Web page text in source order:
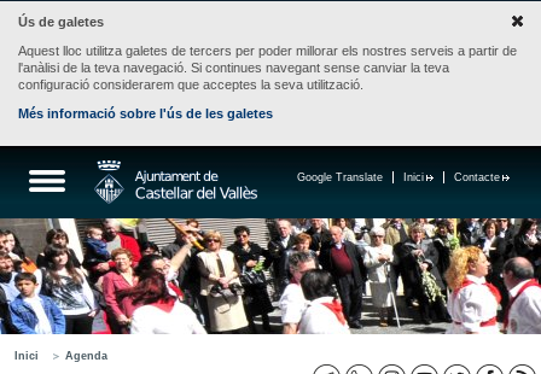
Ús de galetes
Aquest lloc utilitza galetes de tercers per poder millorar els nostres serveis a partir de
l'anàlisi de la teva navegació. Si continues navegant sense canviar la teva
configuració considerarem que acceptes la seva utilització.
Més informació sobre l'ús de les galetes
Contacte
Inici
Google Translate
Inici Agenda